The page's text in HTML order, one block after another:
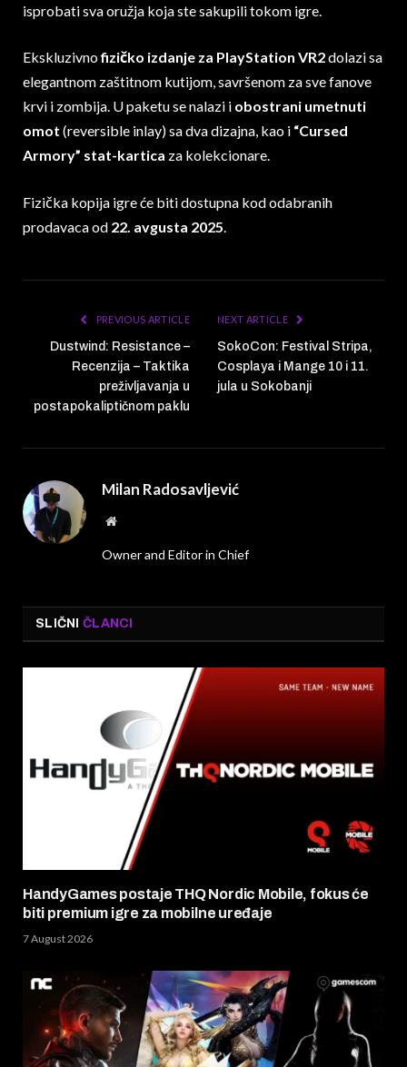
isprobati sva oružja koja ste sakupili tokom igre.
Ekskluzivnofizičko izdanje za PlayStation VR2dolazi sa
elegantnom zaštitnom kutijom, savršenom za sve fanove
krvi i zombija. U paketu se nalazi i obostrani umetnuti
omot (reversible inlay) sa dva dizajna, kao i “Cursed
Armory” stat-kartica za kolekcionare.
Fizička kopija igre će biti dostupna kod odabranih
prodavaca od 22. avgusta 2025
PREVIOUS ARTICLE
Dustwind: Resistance –
Recenzija – Taktika
preživljavanja u
postapokaliptičnom paklu
NEXT ARTICLE
SokoCon: Festival Stripa,
Cosplaya i Mange 10 i 11.
jula u Sokobanji
Milan Radosavljević
Website
Owner and Editor in Chief
SLIČNI ČLANCI
HandyGames postaje THQ Nordic Mobile, fokus će
biti premium igre za mobilne uređaje
7 August 2026